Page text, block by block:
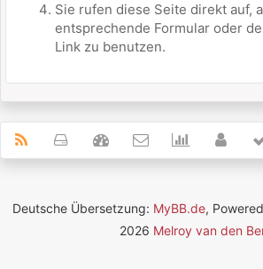
Sie rufen diese Seite direkt auf,
entsprechende Formular oder
Link zu benutzen.
Deutsche Übersetzung: MyBB.de,
2026 Melroy van den